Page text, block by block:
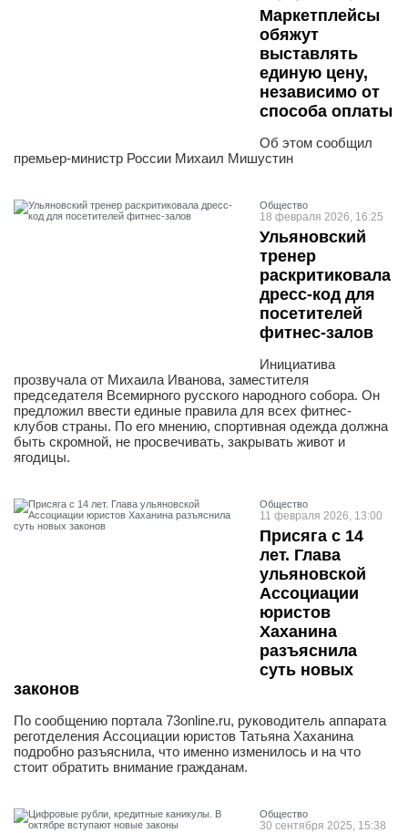
Маркетплейсы
обяжут
выставлять
единую цену,
независимо от
способа оплаты
Об этом сообщил
премьер-министр России Михаил Мишустин
Общество
18 февраля 2026, 16:25
Ульяновский
тренер
раскритиковала
дресс-код для
посетителей
фитнес-залов
Инициатива
прозвучала от Михаила Иванова, заместителя
председателя Всемирного русского народного собора. Он
предложил ввести единые правила для всех фитнес-
клубов страны. По его мнению, спортивная одежда должна
быть скромной, не просвечивать, закрывать живот и
ягодицы.
Общество
11 февраля 2026, 13:00
Присяга с 14
лет. Глава
ульяновской
Ассоциации
юристов
Хаханина
разъяснила
суть новых
законов
По сообщению портала 73online.ru, руководитель аппарата
реготделения Ассоциации юристов Татьяна Хаханина
подробно разъяснила, что именно изменилось и на что
стоит обратить внимание гражданам.
Общество
30 сентября 2025, 15:38